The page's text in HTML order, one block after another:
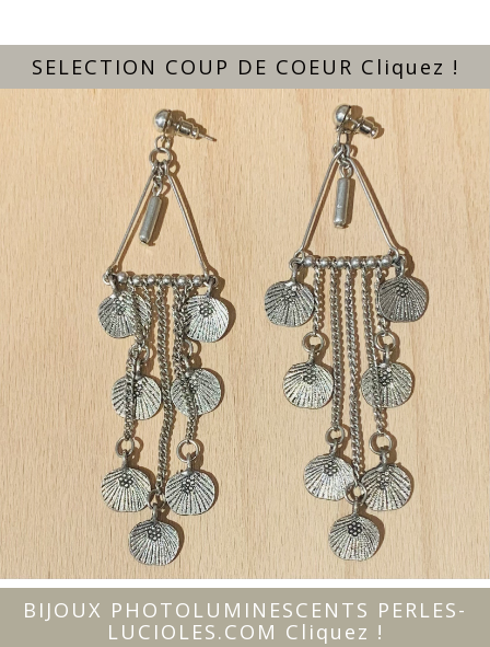
SELECTION COUP DE COEUR Cliquez !
BIJOUX PHOTOLUMINESCENTS PERLES-
LUCIOLES.COM Cliquez !